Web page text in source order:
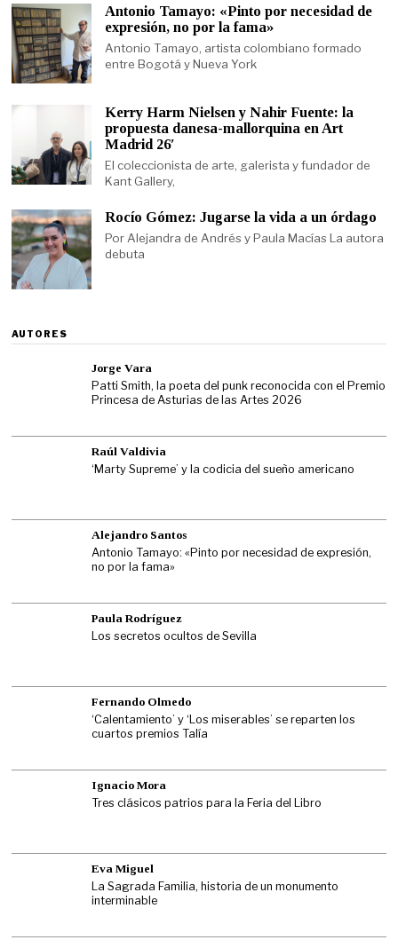
Antonio Tamayo: «Pinto por necesidad de
expresión, no por la fama»
Antonio Tamayo, artista colombiano formado
entre Bogotá y Nueva York
Kerry Harm Nielsen y Nahir Fuente: la
propuesta danesa-mallorquina en Art
Madrid 26′
El coleccionista de arte, galerista y fundador de
Kant Gallery,
Rocío Gómez: Jugarse la vida a un órdago
Por Alejandra de Andrés y Paula Macías La autora
debuta
AUTORES
Jorge Vara
Patti Smith, la poeta del punk reconocida con el Premio
Princesa de Asturias de las Artes 2026
Raúl Valdivia
‘Marty Supreme’ y la codicia del sueño americano
Alejandro Santos
Antonio Tamayo: «Pinto por necesidad de expresión,
no por la fama»
Paula Rodríguez
Los secretos ocultos de Sevilla
Fernando Olmedo
‘Calentamiento’ y ‘Los miserables’ se reparten los
cuartos premios Talía
Ignacio Mora
Tres clásicos patrios para la Feria del Libro
Eva Miguel
La Sagrada Familia, historia de un monumento
interminable